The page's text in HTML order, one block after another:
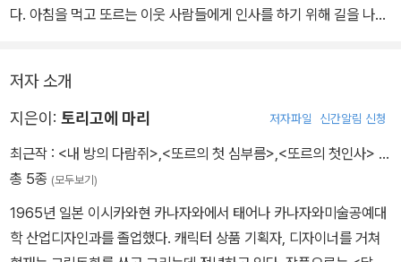
다. 아침을 먹고 또르는 이웃 사람들에게 인사를 하기 위해 길을 나선
하지만 자기 버릇을 남 주지는 못하는 법. 엄마와 함께 몇 번을 연습하
고, 혼자서도 열심히 연습을 했지만, 다른 동물 친구들을 보는 순간 아
를 다 쥐어짜야 한다. 결국 또르는 '안'만 말하다가 부끄러워 달아나
버린다.
저자 소개
지은이: 토리고에 마리 저자파일 신간알림 신청
최근작 : <내 방의 다람쥐>,<또르의 첫 심부름>,<또르의 첫인사> …
총 5종 (모두보기)
1965년 일본 이시카와현 카나자와에서 태어나 카나자와미술공예대
학 산업디자인과를 졸업했다. 캐릭터 상품 기획자, 디자이너를 거쳐